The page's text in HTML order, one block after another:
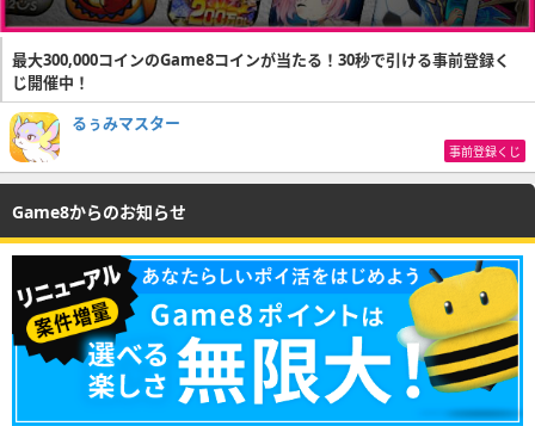
最大300,000コインのGame8コインが当たる！30秒で引ける事前登録く
じ開催中！
るぅみマスター
事前登録くじ
Game8からのお知らせ